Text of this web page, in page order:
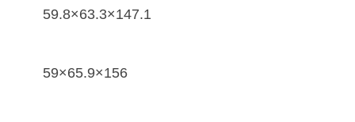
59.8×63.3×147.1
59×65.9×156